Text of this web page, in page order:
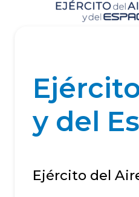
y del
Ejército del